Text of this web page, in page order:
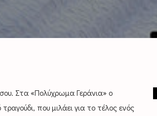
Στα «Πολύχρωμα Γεράνια» ο
που μιλάει για το τέλος ενός